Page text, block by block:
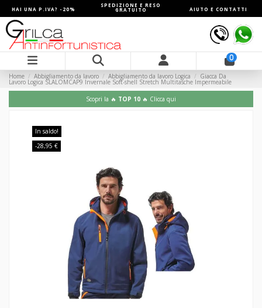
HAI UNA P.IVA? -20%
SPEDIZIONE E RESO
GRATUITO AIUTO E CONTATTI
0
Home Abbigliamento da lavoro Abbigliamento da lavoro Logica Giacca Da
Lavoro Logica SLALOMCAP9 Invernale Soft-shell Stretch Multitasche Impermeabile
Scopri la 🔥 TOP 10 🔥 Clicca qui
In saldo!
-28,95 €